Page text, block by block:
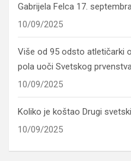
Gabrijela Felca 17.
10/09/2025
Više od 95 odsto atletičarki
pola uoči Svetskog
10/09/2025
Koliko je koštao Drugi
10/09/2025